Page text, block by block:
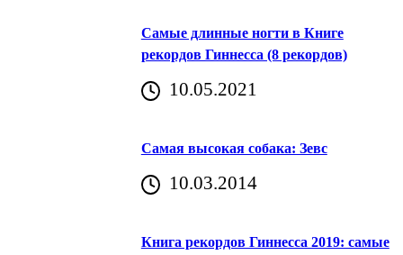
Самые длинные ногти в Книге
рекордов Гиннесса (8 рекордов)
10.05.2021
Самая высокая собака: Зевс
10.03.2014
Книга рекордов Гиннесса 2019: самые